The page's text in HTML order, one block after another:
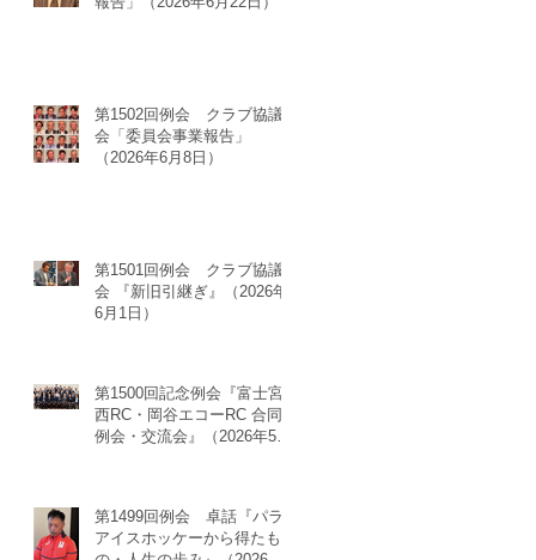
第1502回例会 クラブ協議
会「委員会事業報告」
（2026年6月8日）
第1501回例会 クラブ協議
会 『新旧引継ぎ』（2026年
6月1日）
第1500回記念例会『富士宮
西RC・岡谷エコーRC 合同
例会・交流会』（2026年5月
第1499回例会 卓話『パラ
アイスホッケーから得たも